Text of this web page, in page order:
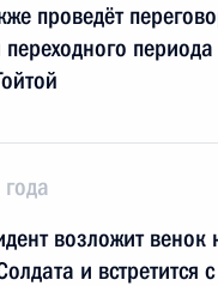
проведёт
периода
возложит венок
и встретится